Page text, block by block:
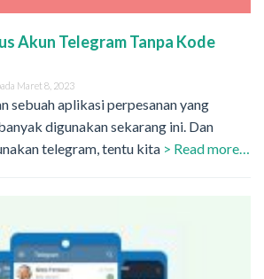
Akun Telegram Tanpa Kode
Maret 8, 2023
sebuah aplikasi perpesanan yang
digunakan sekarang ini. Dan
telegram, tentu kita > Read more…